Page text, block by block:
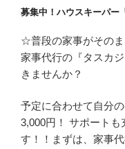
募集中！ハウスキーパー
☆普段の家事がその
家事代行の『タスカ
きませんか？
予定に合わせて自分
3,000円！ サポートも
す！！まずは、家事